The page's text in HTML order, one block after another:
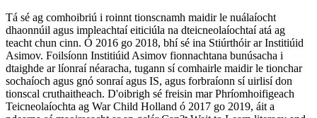
Tá sé ag comhoibriú i roinnt tionscnamh maidir le nuálaíocht
dhaonnúil agus impleachtaí eiticiúla na dteicneolaíochtaí atá ag
teacht chun cinn. Ó 2016 go 2018, bhí sé ina Stiúrthóir ar Institiúid
Asimov. Foilsíonn Institiúid Asimov fionnachtana bunúsacha i
dtaighde ar líonraí néaracha, tugann sí comhairle maidir le tionchar
sochaíoch agus gnó sonraí agus IS, agus forbraíonn sí uirlisí don
tionscal cruthaitheach. D'oibrigh sé freisin mar Phríomhoifigeach
Teicneolaíochta ag War Child Holland ó 2017 go 2019, áit a